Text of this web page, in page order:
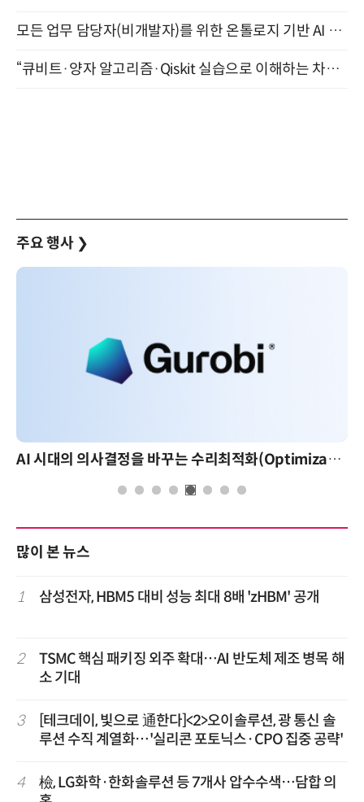
모든 업무 담당자(비개발자)를 위한 온톨로지 기반 AI 지식체계 설계 1-day 워크숍 8월 20일 개최
“큐비트·양자 알고리즘·Qiskit 실습으로 이해하는 차세대 컴퓨팅” (8/28)
주요 행사 ❯
AI 시대의 의사결정을 바꾸는 수리최적화(Optimization): 실제 산업 적용 사례와 활용 전략
많이 본 뉴스
1 삼성전자, HBM5 대비 성능 최대 8배 'zHBM' 공개
2
TSMC 핵심 패키징 외주 확대…AI 반도체 제조 병목 해
소 기대
3
[테크데이, 빛으로 通한다]<2>오이솔루션, 광 통신 솔
루션 수직 계열화…'실리콘 포토닉스·CPO 집중 공략'
4
檢, LG화학·한화솔루션 등 7개사 압수수색…담합 의